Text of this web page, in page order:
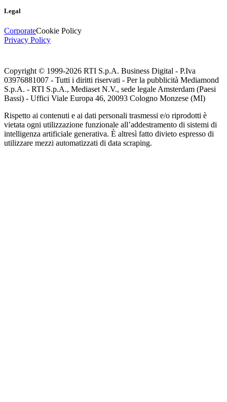
Legal
CorporateCookie Policy
Privacy Policy
Copyright © 1999-2026 RTI S.p.A. Business Digital - P.Iva
03976881007 - Tutti i diritti riservati - Per la pubblicità Mediamond
S.p.A. - RTI S.p.A., Mediaset N.V., sede legale Amsterdam (Paesi
Bassi) - Uffici Viale Europa 46, 20093 Cologno Monzese (MI)
Rispetto ai contenuti e ai dati personali trasmessi e/o riprodotti è
vietata ogni utilizzazione funzionale all’addestramento di sistemi di
intelligenza artificiale generativa. È altresì fatto divieto espresso di
utilizzare mezzi automatizzati di data scraping.